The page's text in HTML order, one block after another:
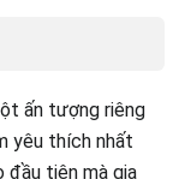
ấn tượng riêng
yêu thích nhất
đầu tiên mà gia